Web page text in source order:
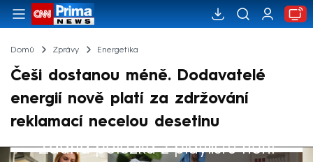
Domů Zprávy Energetika
Češi dostanou méně. Dodavatelé
energií nově platí za zdržování
reklamací necelou desetinu
Žádná položka z playlistu není